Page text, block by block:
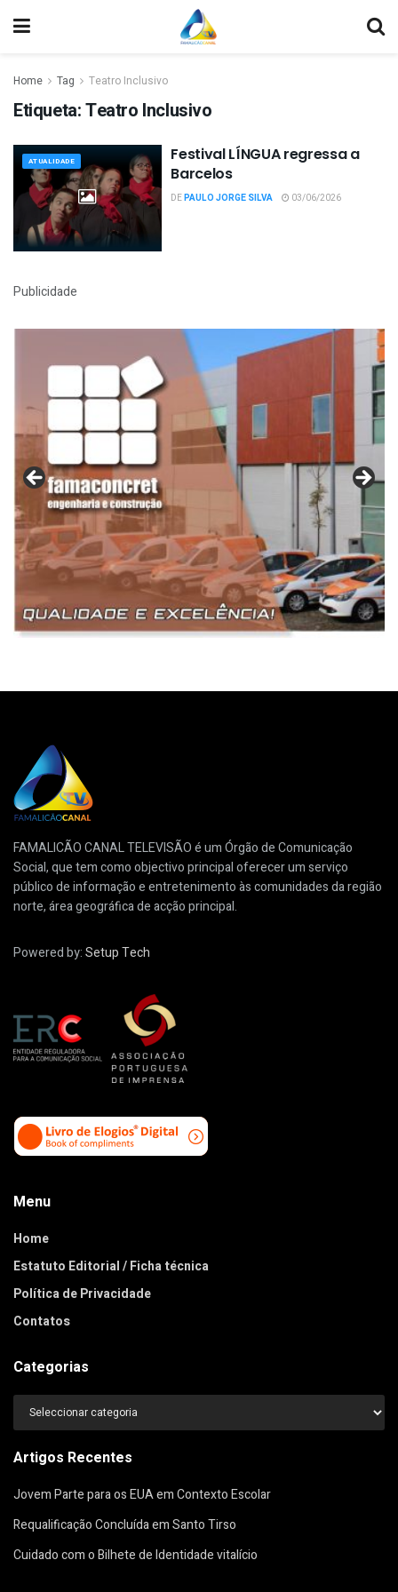
Home Tag Teatro Inclusivo
Etiqueta:Teatro Inclusivo
ATUALIDADE
Festival LÍNGUA regressa a
Barcelos
DEPAULO JORGE SILVA 03/06/2026
Publicidade
FAMALICÃO CANAL TELEVISÃO é um Órgão de Comunicação
Social, que tem como objectivo principal oferecer um serviço
público de informação e entretenimento às comunidades da região
norte, área geográfica de acção principal.
Powered by:Setup Tech
Menu
Home
Estatuto Editorial / Ficha técnica
Política de Privacidade
Contatos
Categorias
Categorias
Artigos Recentes
Jovem Parte para os EUA em Contexto Escolar
Requalificação Concluída em Santo Tirso
Cuidado com o Bilhete de Identidade vitalício